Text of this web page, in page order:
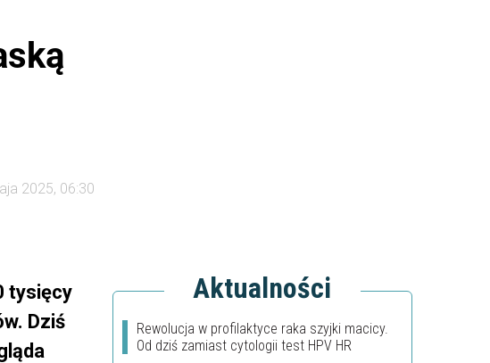
2025, 06:30
tysięcy
Dziś
Aktualności
Rewolucja w profilaktyce raka szyjki macicy.
Od dziś zamiast cytologii test HPV HR